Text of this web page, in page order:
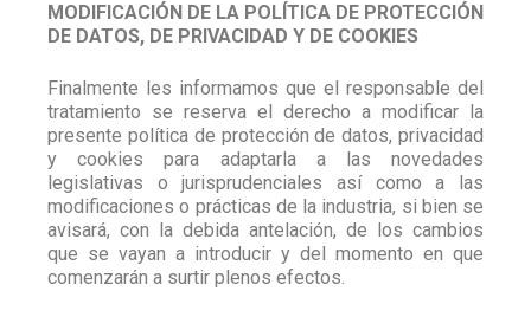
MODIFICACIÓN DE LA POLÍTICA DE PROTECCIÓN
DE DATOS, DE PRIVACIDAD Y DE COOKIES
Finalmente les informamos que el responsable del
tratamiento se reserva el derecho a modificar la
presente política de protección de datos, privacidad
y cookies para adaptarla a las novedades
legislativas o jurisprudenciales así como a las
modificaciones o prácticas de la industria, si bien se
avisará, con la debida antelación, de los cambios
que se vayan a introducir y del momento en que
comenzarán a surtir plenos efectos.